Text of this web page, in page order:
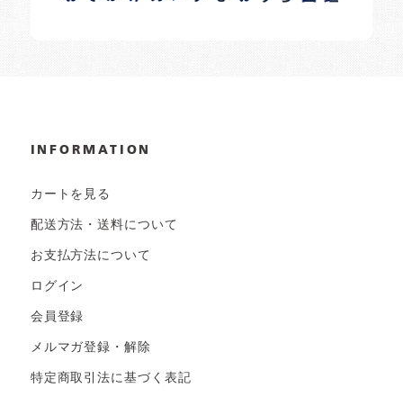
INFORMATION
カートを見る
配送方法・送料について
お支払方法について
ログイン
会員登録
メルマガ登録・解除
特定商取引法に基づく表記